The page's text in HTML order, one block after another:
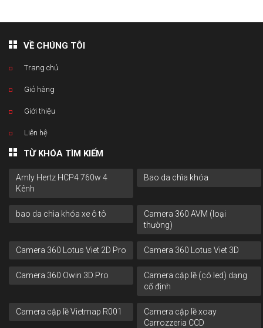
VỀ CHÚNG TÔI
Trang chủ
Giỏ hàng
Giới thiệu
Liên hệ
TỪ KHÓA TÌM KIẾM
Amly Hertz HCP4 760w 4
Kênh
Bao da chìa khóa
bao da chìa khóa xe ô tô
Camera 360 AVM (loại
thường)
Camera 360 Lotus Viet 2D Pro Camera 360 Lotus Viet 3D
Camera 360 Owin 3D Pro
Camera cặp lề (có led) dạng
cố định
Camera cặp lề Vietmap R001
Camera cặp lề xoay
Carrozzeria CCD